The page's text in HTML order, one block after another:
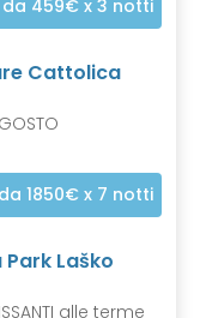
da 459€ x 3 notti
Cattolica
da 1850€ x 7 notti
Laško
alle terme